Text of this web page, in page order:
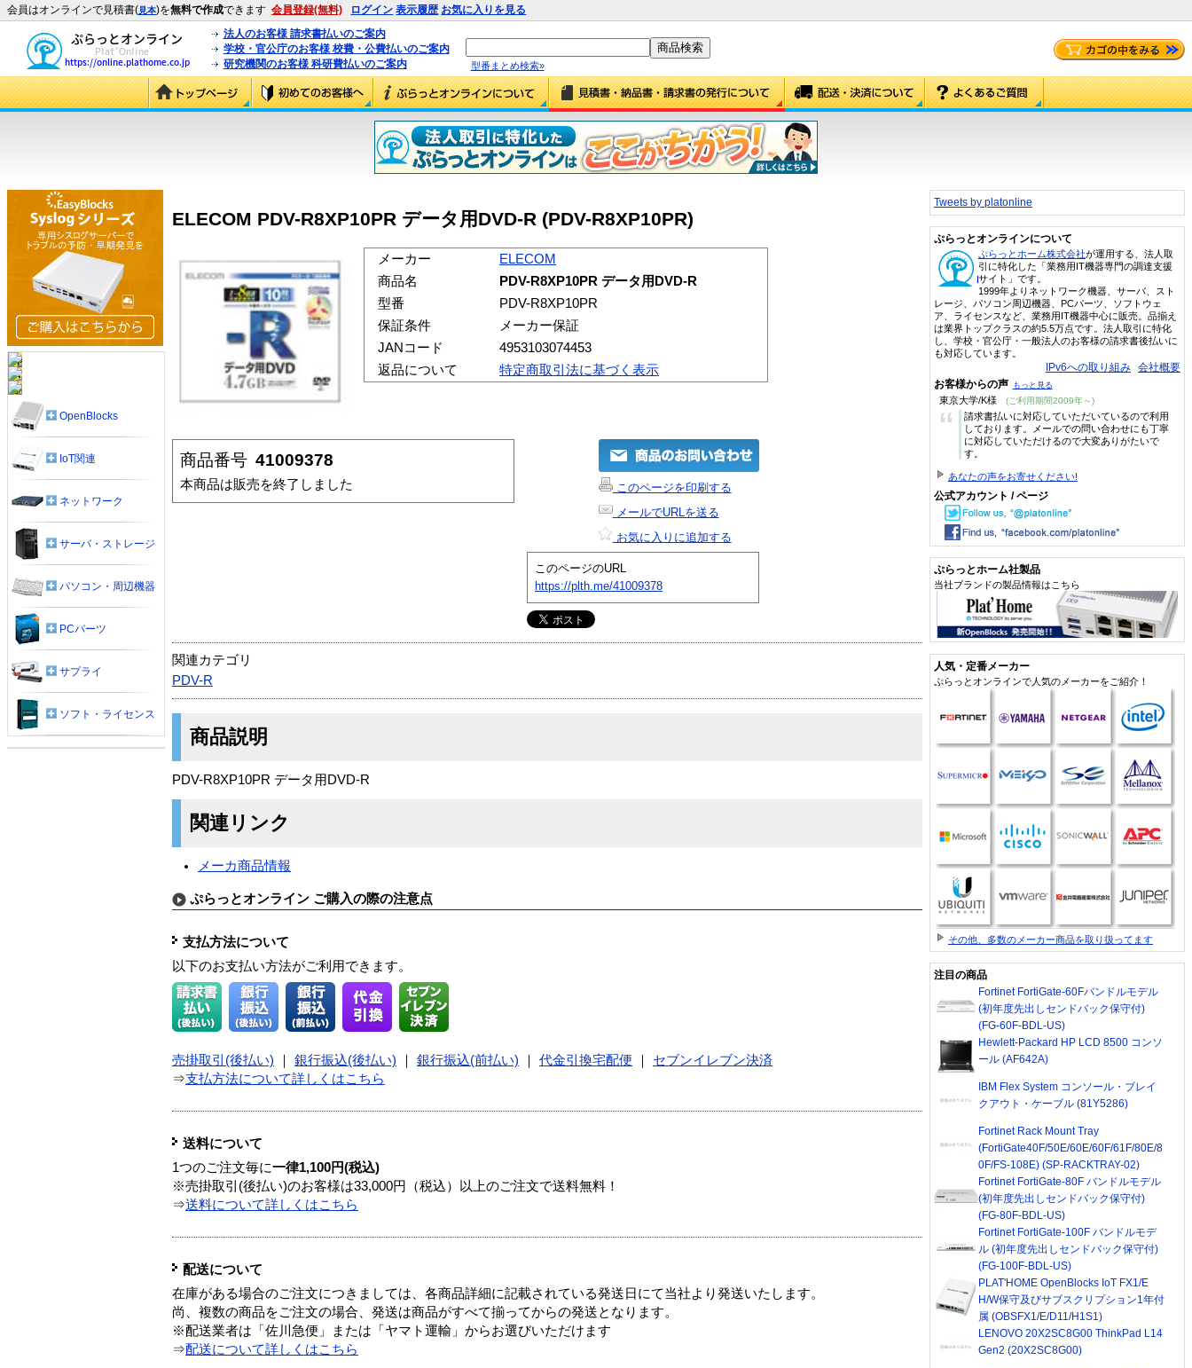
会員はオンラインで見積書(見本)を無料で作成できます 会員登録(無料) ログイン 表示履歴 お気に入りを見る
法人のお客様 請求書払いのご案内
学校・官公庁のお客様 校費・公費払いのご案内
研究機関のお客様 科研費払いのご案内
型番まとめ検索»
ELECOM PDV-R8XP10PR データ用DVD-R (PDV-R8XP10PR)
メーカー
ELECOM
商品名
PDV-R8XP10PR データ用DVD-R
型番
PDV-R8XP10PR
保証条件
メーカー保証
JANコード
4953103074453
返品について
特定商取引法に基づく表示
商品番号 41009378
本商品は販売を終了しました
このページを印刷する
メールでURLを送る
お気に入りに追加する
このページのURL
https://plth.me/41009378
関連カテゴリ
PDV-R
商品説明
PDV-R8XP10PR データ用DVD-R
関連リンク
メーカ商品情報
ぷらっとオンライン ご購入の際の注意点
支払方法について
以下のお支払い方法がご利用できます。
売掛取引(後払い) 銀行振込(後払い) 銀行振込(前払い) 代金引換宅配便
セブンイレブン決済
⇒支払方法について詳しくはこちら
送料について
1つのご注文毎に一律1,100円(税込)
※売掛取引(後払い)のお客様は33,000円（税込）以上のご注文で送料無料！
⇒送料について詳しくはこちら
配送について
在庫がある場合のご注文につきましては、各商品詳細に記載されている発送日にて当社より発送いたします。
尚、複数の商品をご注文の場合、発送は商品がすべて揃ってからの発送となります。
※配送業者は「佐川急便」または「ヤマト運輸」からお選びいただけます
⇒配送について詳しくはこちら
OpenBlocks
IoT関連
ネットワーク
サーバ・ストレージ
パソコン・周辺機器
PCパーツ
サプライ
ソフト・ライセンス
Tweets by platonline
ぷらっとオンラインについて
ぷらっとホーム株式会社が運用する、法人取
引に特化した「業務用IT機器専門の調達支援
サイト」です。
1999年よりネットワーク機器、サーバ、スト
レージ、パソコン周辺機器、PCパーツ、ソフトウェ
ア、ライセンスなど、業務用IT機器中心に販売。品揃え
は業界トップクラスの約5.5万点です。法人取引に特化
し、学校・官公庁・一般法人のお客様の請求書後払いに
も対応しています。
IPv6への取り組み 会社概要
お客様からの声 もっと見る
東京大学/K様 (ご利用期間2009年～)
“
請求書払いに対応していただいているので利用
しております。メールでの問い合わせにも丁寧
に対応していただけるので大変ありがたいで
す。
あなたの声をお寄せください!
公式アカウント / ページ
ぷらっとホーム社製品
当社ブランドの製品情報はこちら
人気・定番メーカー
ぷらっとオンラインで人気のメーカーをご紹介！
その他、多数のメーカー商品を取り扱ってます
注目の商品
Fortinet FortiGate-60Fバンドルモデル
(初年度先出しセンドバック保守付)
(FG-60F-BDL-US)
Hewlett-Packard HP LCD 8500 コンソ
ール (AF642A)
IBM Flex System コンソール・ブレイ
クアウト・ケーブル (81Y5286)
Fortinet Rack Mount Tray
(FortiGate40F/50E/60E/60F/61F/80E/8
0F/FS-108E) (SP-RACKTRAY-02)
Fortinet FortiGate-80F バンドルモデル
(初年度先出しセンドバック保守付)
(FG-80F-BDL-US)
Fortinet FortiGate-100F バンドルモデ
ル (初年度先出しセンドバック保守付)
(FG-100F-BDL-US)
PLAT'HOME OpenBlocks IoT FX1/E
H/W保守及びサブスクリプション1年付
属 (OBSFX1/E/D11/H1S1)
LENOVO 20X2SC8G00 ThinkPad L14
Gen2 (20X2SC8G00)